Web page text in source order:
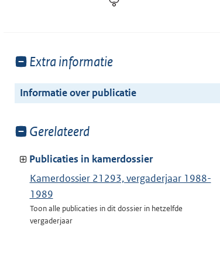
Toon
van:
Extra informatie
Informatie over publicatie
Toon
van:
Gerelateerd
Publicaties in kamerdossier
Kamerdossier 21293, vergaderjaar 1988-
1989
Toon alle publicaties in dit dossier in hetzelfde
vergaderjaar